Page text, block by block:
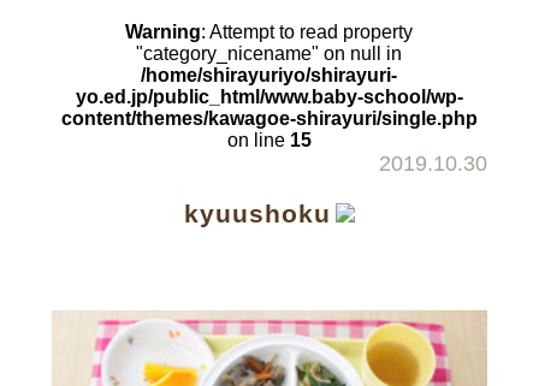
Warning: Attempt to read property
"category_nicename" on null in
/home/shirayuriyo/shirayuri-
yo.ed.jp/public_html/www.baby-school/wp-
content/themes/kawagoe-shirayuri/single.php
on line 15
2019.10.30
kyuushoku